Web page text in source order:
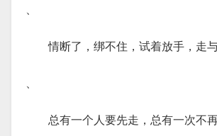
、
情断了，绑不住，试着放手，走
、
总有一个人要先走，总有一次不再